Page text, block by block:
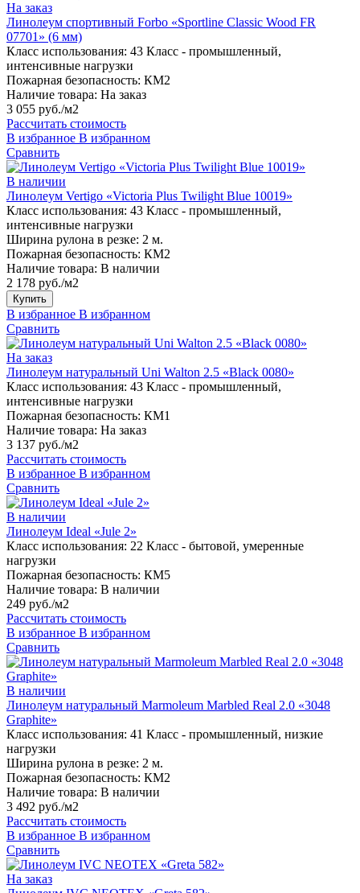
На заказ
Линолеум спортивный Forbo «Sportline Classic Wood FR
07701» (6 мм)
Класс использования: 43 Класс - промышленный,
интенсивные нагрузки
Пожарная безопасность: КМ2
Наличие товара: На заказ
3 055 руб./м2
Рассчитать стоимость
В избранное В избранном
Сравнить
В наличии
Линолеум Vertigo «Victoria Plus Twilight Blue 10019»
Класс использования: 43 Класс - промышленный,
интенсивные нагрузки
Ширина рулона в резке: 2 м.
Пожарная безопасность: КМ2
Наличие товара: В наличии
2 178 руб./м2
Купить
В избранное В избранном
Сравнить
На заказ
Линолеум натуральный Uni Walton 2.5 «Black 0080»
Класс использования: 43 Класс - промышленный,
интенсивные нагрузки
Пожарная безопасность: КМ1
Наличие товара: На заказ
3 137 руб./м2
Рассчитать стоимость
В избранное В избранном
Сравнить
В наличии
Линолеум Ideal «Jule 2»
Класс использования: 22 Класс - бытовой, умеренные
нагрузки
Пожарная безопасность: КМ5
Наличие товара: В наличии
249 руб./м2
Рассчитать стоимость
В избранное В избранном
Сравнить
В наличии
Линолеум натуральный Marmoleum Marbled Real 2.0 «3048
Graphite»
Класс использования: 41 Класс - промышленный, низкие
нагрузки
Ширина рулона в резке: 2 м.
Пожарная безопасность: КМ2
Наличие товара: В наличии
3 492 руб./м2
Рассчитать стоимость
В избранное В избранном
Сравнить
На заказ